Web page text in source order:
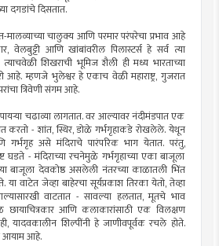
दगडांचे दिसतात.
मालव्याच्या चालुक्य आणि परमार परंपरेचा प्रभाव आहे
वेलबुट्टी आणि खांबांवरील पिलास्टर्स हे सर्व त्या
शिखराची भूमिज शैली ही मध्य भारताच्या
आहे. म्हणजे भुलेश्वर हे एकाच वेळी महाराष्ट्र, गुजरात
त्रिवेणी संगम आहे.
चढाव्या लागतात. वर आल्यावर नंदीमंडपात एक
करतो - शांत, स्थिर, डोळे गर्भगृहाकडे रोखलेले. येथून
असे मंदिराचे पारंपरिक भाग येतात. परंतु,
- मंदिराच्या रचनेमुळे गर्भगृहाच्या एका बाजूला
बाजूला देवकोष्ठ असलेली नंतरच्या काळातली भिंत
वाटेत जेव्हा बाहेरचा सूर्यप्रकाश तिरका येतो, तेव्हा
वाटतात - सावल्या हलतात, मूतचे भाव
छायाचित्रकार आणि कलाकारांसाठी एक विलक्षण
यादवकालीन शिल्पींनी हे जाणीवपूर्वक रचले होते.
आयाम आहे.